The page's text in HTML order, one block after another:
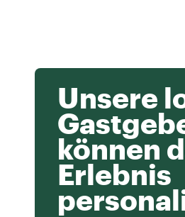
Unsere
können
Erlebnis